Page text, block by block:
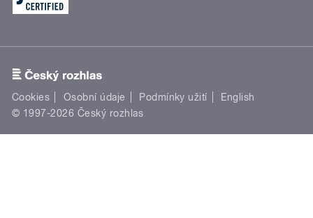
Cookies Osobní údaje Podmínky užití
English
© 1997-2026 Český rozhlas